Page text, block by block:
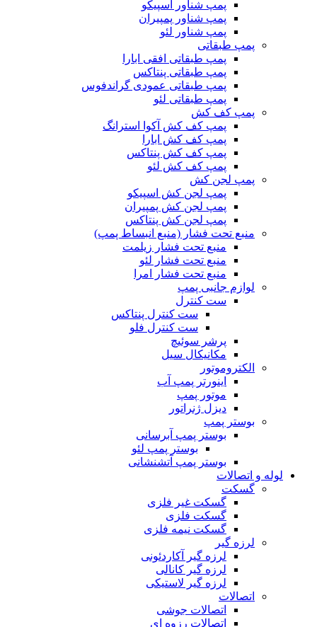
پمپ شناور اسپیکو
پمپ شناور پمپیران
پمپ شناور لئو
پمپ طبقاتی
پمپ طبقاتی افقی ابارا
پمپ طبقاتی پنتاکس
پمپ طبقاتی عمودی گراندفوس
پمپ طبقاتی لئو
پمپ کف کش
پمپ کف کش آکوا استرانگ
پمپ کف کش ابارا
پمپ کف کش پنتاکس
پمپ کف کش لئو
پمپ لجن کش
پمپ لجن کش اسپیکو
پمپ لجن کش پمپیران
پمپ لجن کش پنتاکس
منبع تحت فشار (منبع انبساط پمپ)
منبع تحت فشار زیلمت
منبع تحت فشار لئو
منبع تحت فشار امرا
لوازم جانبی پمپ
ست کنترل
ست کنترل پنتاکس
ست کنترل فلو
پرشر سوئیچ
مکانیکال سیل
الکتروموتور
اینورتر پمپ آب
موتور پمپ
دیزل ژنراتور
بوستر پمپ
بوستر پمپ آبرسانی
بوستر پمپ لئو
بوستر پمپ آتشنشانی
لوله و اتصالات
گسکت
گسکت غیر فلزی
گسکت فلزی
گسکت نیمه فلزی
لرزه گیر
لرزه گیر آکاردئونی
لرزه گیر کانالی
لرزه گیر لاستیکی
اتصالات
اتصالات جوشی
اتصالات رزوه ای